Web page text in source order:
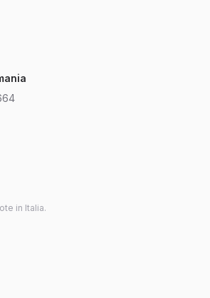
in Italia.